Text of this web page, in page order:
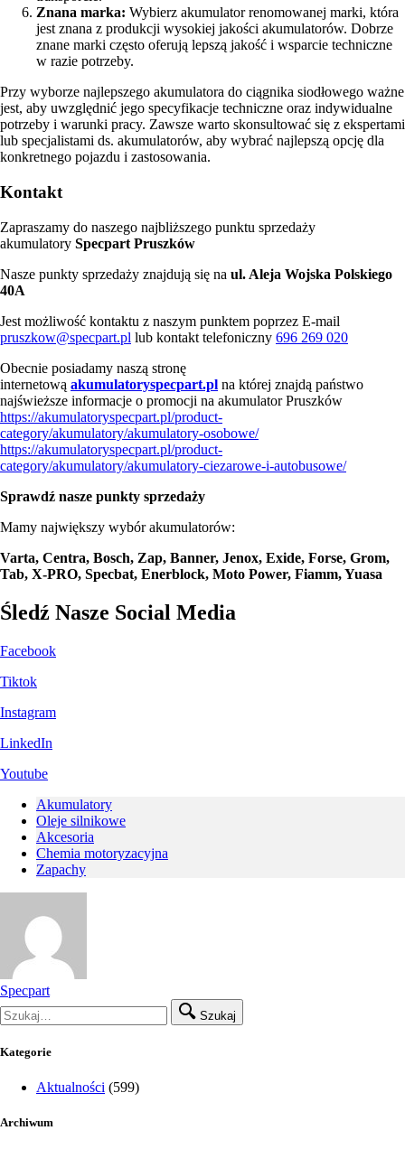
Znana marka: Wybierz akumulator renomowanej marki, która
jest znana z produkcji wysokiej jakości akumulatorów. Dobrze
znane marki często oferują lepszą jakość i wsparcie techniczne
w razie potrzeby.
Przy wyborze najlepszego akumulatora do ciągnika siodłowego ważne
jest, aby uwzględnić jego specyfikacje techniczne oraz indywidualne
potrzeby i warunki pracy. Zawsze warto skonsultować się z ekspertami
lub specjalistami ds. akumulatorów, aby wybrać najlepszą opcję dla
konkretnego pojazdu i zastosowania.
Kontakt
Zapraszamy do naszego najbliższego punktu sprzedaży
akumulatory Specpart Pruszków
Nasze punkty sprzedaży znajdują się na ul. Aleja Wojska Polskiego
40A
Jest możliwość kontaktu z naszym punktem poprzez E-mail
pruszkow@specpart.pl lub kontakt telefoniczny 696 269 020
Obecnie posiadamy naszą stronę
internetową akumulatoryspecpart.pl na której znajdą państwo
najświeższe informacje o promocji na akumulator Pruszków
https://akumulatoryspecpart.pl/product-
category/akumulatory/akumulatory-osobowe/
https://akumulatoryspecpart.pl/product-
category/akumulatory/akumulatory-ciezarowe-i-autobusowe/
Sprawdź nasze punkty sprzedaży
Mamy największy wybór akumulatorów:
Varta, Centra, Bosch, Zap, Banner, Jenox, Exide, Forse, Grom,
Tab, X-PRO, Specbat, Enerblock, Moto Power, Fiamm, Yuasa
Śledź Nasze Social Media
Facebook
Tiktok
Instagram
LinkedIn
Youtube
Akumulatory
Oleje silnikowe
Akcesoria
Chemia motoryzacyjna
Zapachy
Specpart
Szukaj
Kategorie
Aktualności (599)
Archiwum